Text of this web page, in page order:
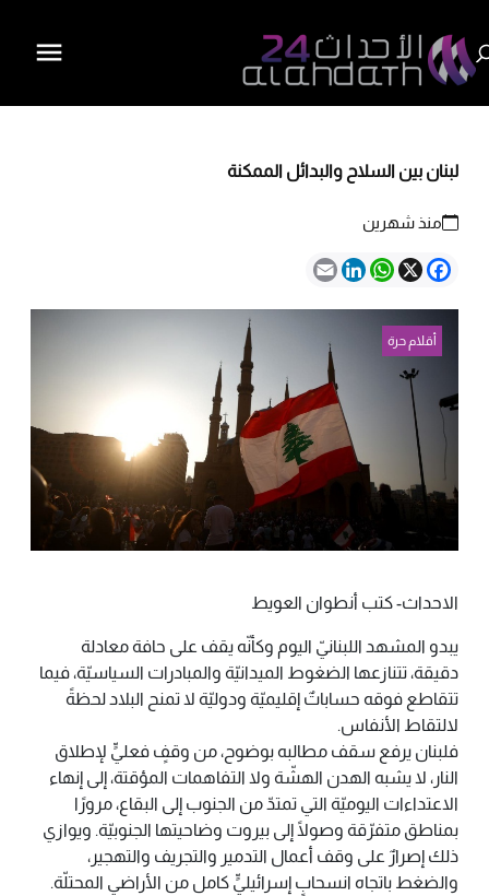
لبنان بين السلاح والبدائل الممكنة
منذ شهرين
Facebook
X
WhatsApp
LinkedIn
Email
أقلام حرة
الاحداث- كتب أنطوان العويط
يبدو المشهد اللبنانيّ اليوم وكأنّه يقف على حافة معادلة
دقيقة، تتنازعها الضغوط الميدانيّة والمبادرات السياسيّة، فيما
تتقاطع فوقه حساباتٌ إقليميّة ودوليّة لا تمنح البلاد لحظةً
لالتقاط الأنفاس.
فلبنان يرفع سقف مطالبه بوضوح، من وقفٍ فعليٍّ لإطلاق
النار، لا يشبه الهدن الهشّة ولا التفاهمات المؤقتة، إلى إنهاء
الاعتداءات اليوميّة التي تمتدّ من الجنوب إلى البقاع، مرورًا
بمناطق متفرّقة وصولًا إلى بيروت وضاحيتها الجنوبيّة. ويوازي
ذلك إصرارٌ على وقف أعمال التدمير والتجريف والتهجير،
والضغط باتجاه انسحابٍ إسرائيليٍّ كامل من الأراضي المحتلّة.